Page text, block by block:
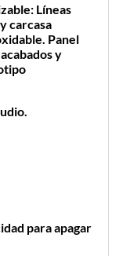
: Líneas
carcasa
Panel
y
.
para apagar